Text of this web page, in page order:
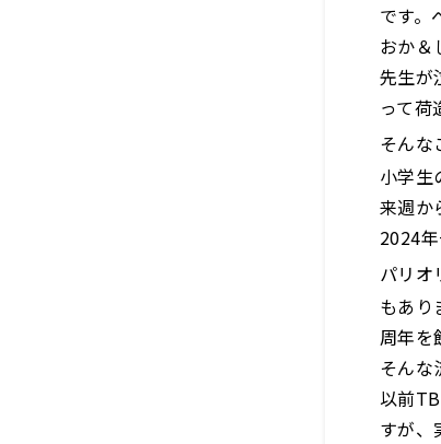
です。
おか＆
先生が
って荷
そんな
小学生
来週か
2024
パリオ
もあり
周年を
そんな
以前
すが、